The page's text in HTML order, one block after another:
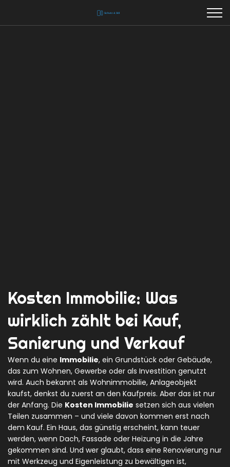
Kosten Immobilie: Was
wirklich zählt bei Kauf,
Sanierung und Verkauf
Wenn du eine Immobilie, ein Grundstück oder Gebäude,
das zum Wohnen, Gewerbe oder als Investition genutzt
wird. Auch bekannt als Wohnimmobilie, Anlageobjekt
kaufst, denkst du zuerst an den Kaufpreis. Aber das ist nur
der Anfang. Die Kosten Immobilie setzen sich aus vielen
Teilen zusammen – und viele davon kommen erst nach
dem Kauf. Ein Haus, das günstig erscheint, kann teuer
werden, wenn Dach, Fassade oder Heizung in die Jahre
gekommen sind. Und wer glaubt, dass eine Renovierung nur
mit Werkzeug und Eigenleistung zu bewältigen ist,